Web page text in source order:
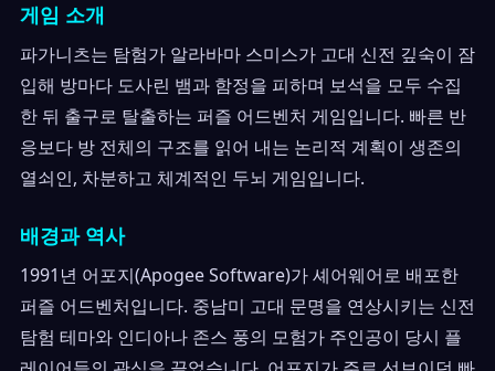
게임 소개
파가니츠는 탐험가 알라바마 스미스가 고대 신전 깊숙이 잠
입해 방마다 도사린 뱀과 함정을 피하며 보석을 모두 수집
한 뒤 출구로 탈출하는 퍼즐 어드벤처 게임입니다. 빠른 반
응보다 방 전체의 구조를 읽어 내는 논리적 계획이 생존의
열쇠인, 차분하고 체계적인 두뇌 게임입니다.
배경과 역사
1991년 어포지(Apogee Software)가 셰어웨어로 배포한
퍼즐 어드벤처입니다. 중남미 고대 문명을 연상시키는 신전
탐험 테마와 인디아나 존스 풍의 모험가 주인공이 당시 플